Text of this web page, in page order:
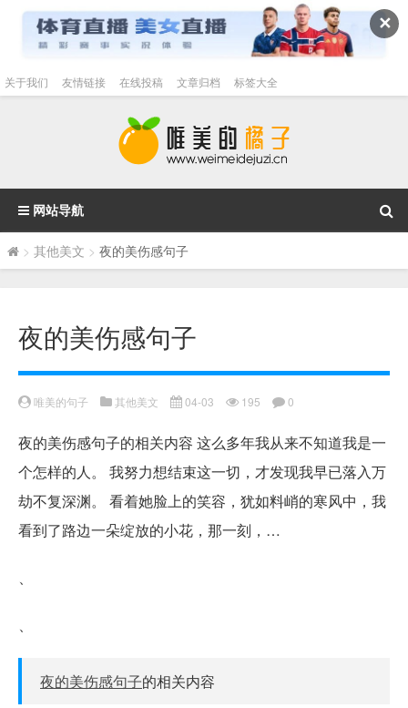
✕
关于我们 友情链接 在线投稿 文章归档 标签大全
网站导航
> 其他美文 > 夜的美伤感句子
夜的美伤感句子
唯美的句子 其他美文 04-03 195 0
夜的美伤感句子的相关内容 这么多年我从来不知道我是一
个怎样的人。 我努力想结束这一切，才发现我早已落入万
劫不复深渊。 看着她脸上的笑容，犹如料峭的寒风中，我
看到了路边一朵绽放的小花，那一刻，…
夜的美伤感句子的相关内容